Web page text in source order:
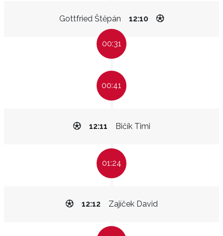
Gottfried Štěpán 12:10
00:31
00:41
Bičík Timi
12:11
01:24
Zajíček David
12:12